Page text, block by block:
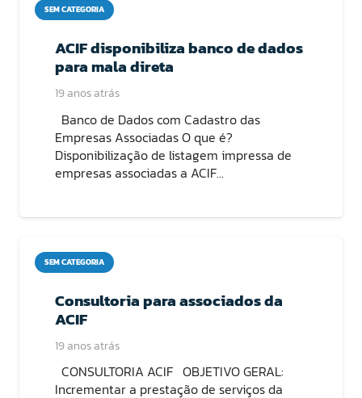
SEM CATEGORIA
ACIF disponibiliza banco de dados
para mala direta
19 anos atrás
Banco de Dados com Cadastro das
Empresas Associadas O que é?
Disponibilização de listagem impressa de
empresas associadas a ACIF…
SEM CATEGORIA
Consultoria para associados da
ACIF
19 anos atrás
CONSULTORIA ACIF OBJETIVO GERAL:
Incrementar a prestação de serviços da